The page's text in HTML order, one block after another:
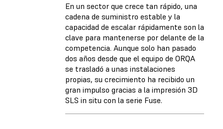
En un sector que crece tan rápido, una
cadena de suministro estable y la
capacidad de escalar rápidamente son la
clave para mantenerse por delante de la
competencia. Aunque solo han pasado
dos años desde que el equipo de ORQA
se trasladó a unas instalaciones
propias, su crecimiento ha recibido un
gran impulso gracias a la impresión 3D
SLS in situ con la serie Fuse.